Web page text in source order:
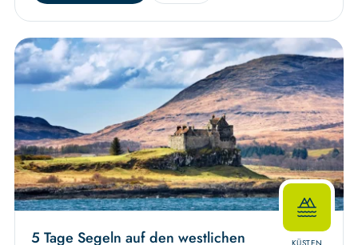
5 Tage Segeln auf den westlichen